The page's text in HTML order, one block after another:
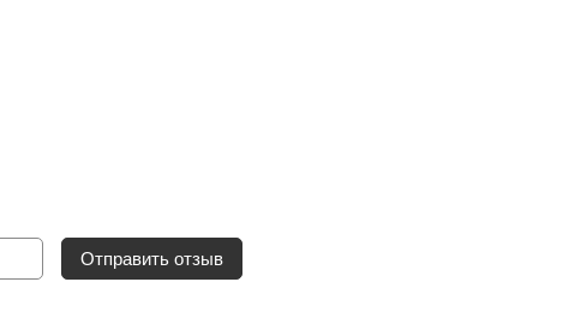
Отправить отзыв